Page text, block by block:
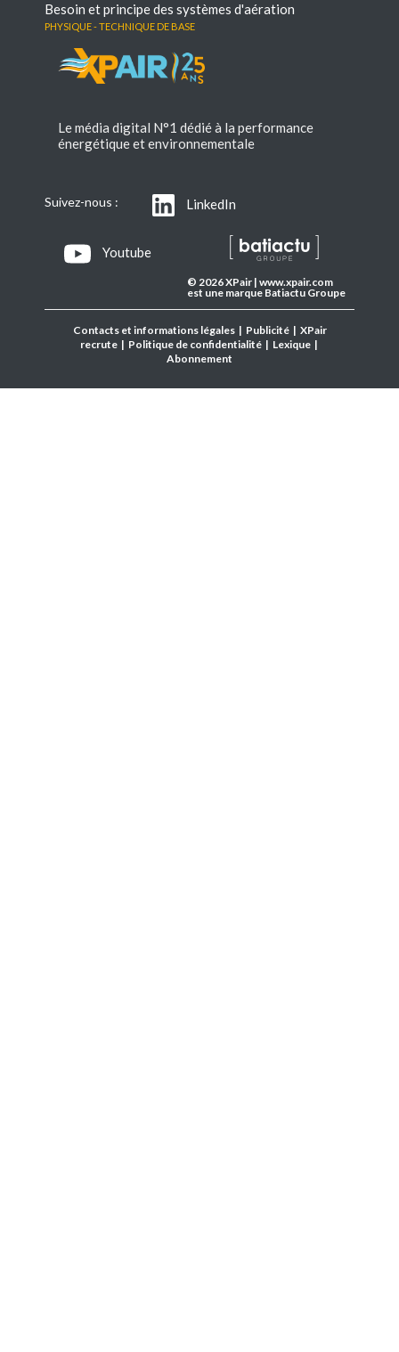
Besoin et principe des systèmes d'aération
Physique - Technique de base
Le média digital N°1 dédié à la performance
énergétique et environnementale
Suivez-nous : LinkedIn
Youtube
© 2026 XPair | www.xpair.com
est une marque Batiactu Groupe
Contacts et informations légales| Publicité| XPair
recrute| Politique de confidentialité| Lexique|
Abonnement